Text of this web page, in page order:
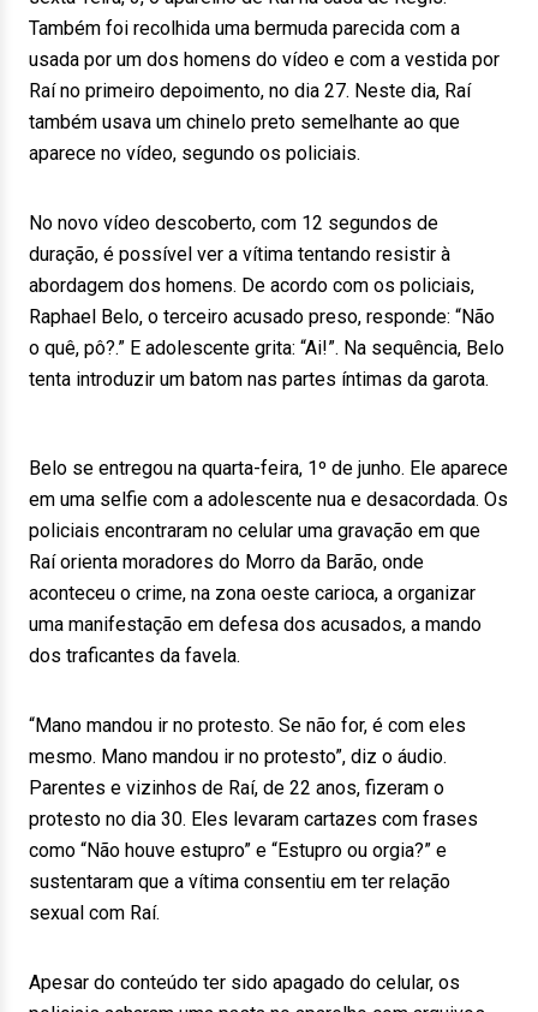
Também foi recolhida uma bermuda parecida com a
usada por um dos homens do vídeo e com a vestida por
Raí no primeiro depoimento, no dia 27. Neste dia, Raí
também usava um chinelo preto semelhante ao que
aparece no vídeo, segundo os policiais.
No novo vídeo descoberto, com 12 segundos de
duração, é possível ver a vítima tentando resistir à
abordagem dos homens. De acordo com os policiais,
Raphael Belo, o terceiro acusado preso, responde: “Não
o quê, pô?.” E adolescente grita: “Ai!”. Na sequência, Belo
tenta introduzir um batom nas partes íntimas da garota.
Belo se entregou na quarta-feira, 1º de junho. Ele aparece
em uma selfie com a adolescente nua e desacordada. Os
policiais encontraram no celular uma gravação em que
Raí orienta moradores do Morro da Barão, onde
aconteceu o crime, na zona oeste carioca, a organizar
uma manifestação em defesa dos acusados, a mando
dos traficantes da favela.
“Mano mandou ir no protesto. Se não for, é com eles
mesmo. Mano mandou ir no protesto”, diz o áudio.
Parentes e vizinhos de Raí, de 22 anos, fizeram o
protesto no dia 30. Eles levaram cartazes com frases
como “Não houve estupro” e “Estupro ou orgia?” e
sustentaram que a vítima consentiu em ter relação
sexual com Raí.
Apesar do conteúdo ter sido apagado do celular, os